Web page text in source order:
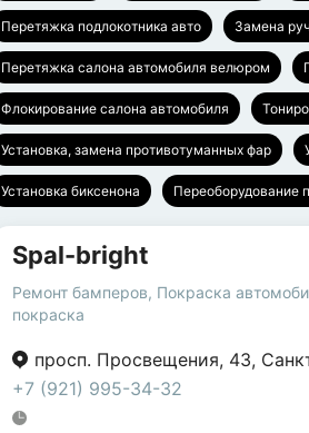
Перетяжка подлокотника авто Замена
Перетяжка салона автомобиля велюром
Флокирование салона автомобиля
Установка, замена противотуманных фар
Установка биксенона Переоборудование
Spal-bright
Ремонт бамперов, Покраска
покраска
просп. Просвещения, 43,
+7 (921) 995-34-32